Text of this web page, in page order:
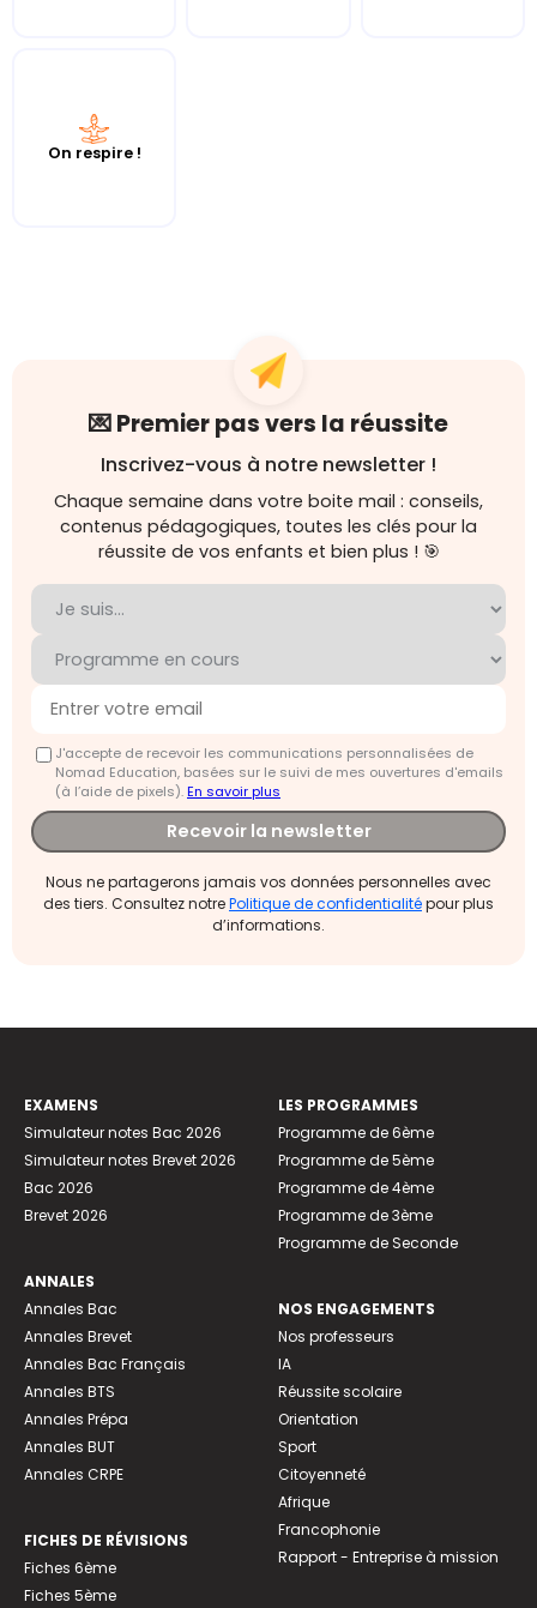
On respire !
💌 Premier pas vers la réussite
Inscrivez-vous à notre newsletter !
Chaque semaine dans votre boite mail : conseils,
contenus pédagogiques, toutes les clés pour la
réussite de vos enfants et bien plus ! 🎯
J'accepte de recevoir les communications personnalisées de
Nomad Education, basées sur le suivi de mes ouvertures d'emails
(à l’aide de pixels).En savoir plus
Recevoir la newsletter
Nous ne partagerons jamais vos données personnelles avec
des tiers. Consultez notrePolitique de confidentialitépour plus
d’informations.
EXAMENS
Simulateur notes Bac 2026
Simulateur notes Brevet 2026
Bac 2026
Brevet 2026
ANNALES
Annales Bac
Annales Brevet
Annales Bac Français
Annales BTS
Annales Prépa
Annales BUT
Annales CRPE
FICHES DE RÉVISIONS
Fiches 6ème
Fiches 5ème
LES PROGRAMMES
Programme de 6ème
Programme de 5ème
Programme de 4ème
Programme de 3ème
Programme de Seconde
NOS ENGAGEMENTS
Nos professeurs
IA
Réussite scolaire
Orientation
Sport
Citoyenneté
Afrique
Francophonie
Rapport - Entreprise à mission